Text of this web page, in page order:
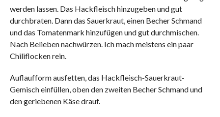
werden lassen. Das Hackfleisch hinzugeben und gut
durchbraten. Dann das Sauerkraut, einen Becher Schmand
und das Tomatenmark hinzufügen und gut durchmischen.
Nach Belieben nachwürzen. Ich mach meistens ein paar
Chiliflocken rein.
Auflaufform ausfetten, das Hackfleisch-Sauerkraut-
Gemisch einfüllen, oben den zweiten Becher Schmand und
den geriebenen Käse drauf.